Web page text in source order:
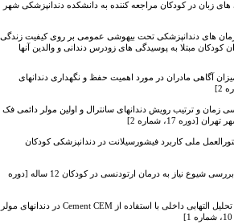
زبان در کودکان مراجعه کننده به دانشکده دندانپزشکی شهر
های دندانپزشکی تحت بیهوشی عمومی بر روی کیفیت زندگی
مبتلا به پوسیدگی های زودرس دندانی و والدین آنها
آگاهی مادران در مورد اهمیت حفظ و نگهداری دندانهای
و ترتیب رویش دندانهای سانترال و اولین مولر دائمی فک
ملی کاربرد فیشورسیلانت در دندانپزشکی کودکان
بررسی شیوع نیاز به درمان ارتودنسی در کودکان 12 ساله [دوره
کنترل تحلیل التهابی داخلی با استفاده از Cement CEM در دندانهای مولر